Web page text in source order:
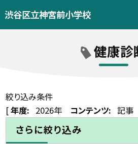
渋谷区立神宮前小学校
健康診
絞り込み条件
[年度: 2026年 コンテンツ: 記事
さらに絞り込み